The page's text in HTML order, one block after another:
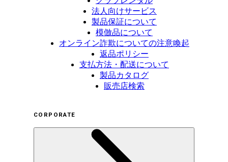
法人向けサービス
製品保証について
模倣品について
オンライン詐欺についての注意喚起
返品ポリシー
支払方法・配送について
製品カタログ
販売店検索
CORPORATE